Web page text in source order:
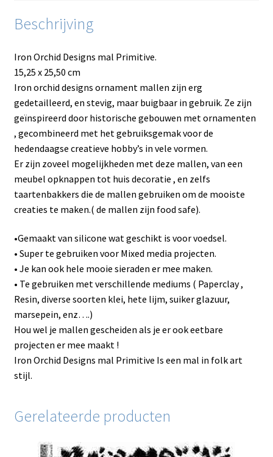
Beschrijving
Iron Orchid Designs mal Primitive.
15,25 x 25,50 cm
Iron orchid designs ornament mallen zijn erg
gedetailleerd, en stevig, maar buigbaar in gebruik. Ze zijn
geïnspireerd door historische gebouwen met ornamenten
, gecombineerd met het gebruiksgemak voor de
hedendaagse creatieve hobby’s in vele vormen.
Er zijn zoveel mogelijkheden met deze mallen, van een
meubel opknappen tot huis decoratie , en zelfs
taartenbakkers die de mallen gebruiken om de mooiste
creaties te maken.( de mallen zijn food safe).
•Gemaakt van silicone wat geschikt is voor voedsel.
• Super te gebruiken voor Mixed media projecten.
• Je kan ook hele mooie sieraden er mee maken.
• Te gebruiken met verschillende mediums ( Paperclay ,
Resin, diverse soorten klei, hete lijm, suiker glazuur,
marsepein, enz….)
Hou wel je mallen gescheiden als je er ook eetbare
projecten er mee maakt !
Iron Orchid Designs mal Primitive Is een mal in folk art
stijl.
Gerelateerde producten